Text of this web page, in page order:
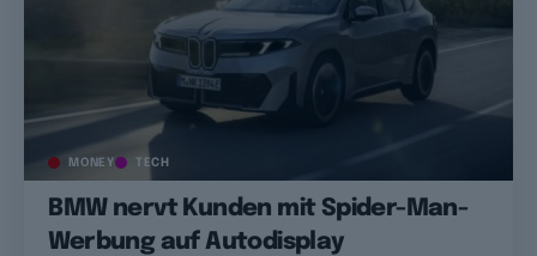
MONEY TECH
BMW nervt Kunden mit Spider-Man-
Werbung auf Autodisplay